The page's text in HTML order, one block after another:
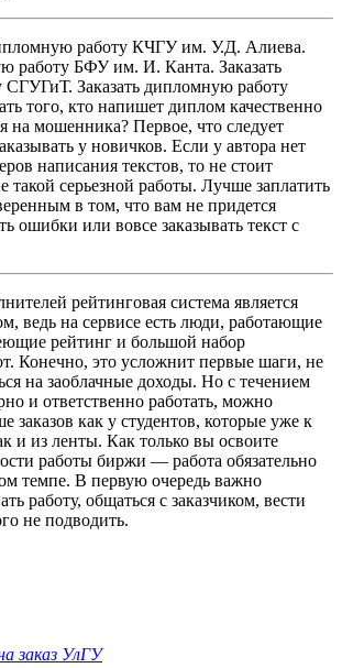
работу КЧГУ им. У.Д. Алиева.
работу БФУ им. И. Канта. Заказать
Заказать дипломную работу
того, кто напишет диплом качественно
на мошенника? Первое, что следует
у новичков. Если у автора нет
написания текстов, то не стоит
такой серьезной работы. Лучше заплатить
в том, что вам не придется
ошибки или вовсе заказывать текст с
рейтинговая система является
ведь на сервисе есть люди, работающие
рейтинг и большой набор
Конечно, это усложнит первые шаги, не
на заоблачные доходы. Но с течением
и ответственно работать, можно
заказов как у студентов, которые уже к
и из ленты. Как только вы освоите
работы биржи — работа обязательно
темпе. В первую очередь важно
работу, общаться с заказчиком, вести
не подводить.
заказ УлГУ